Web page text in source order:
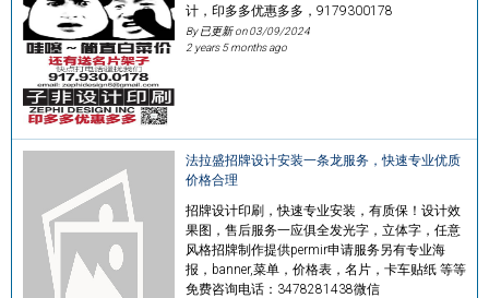
计，印多多优惠多多，9179300178
By 已更新 on03/09/2024
2 years 5 months ago
法拉盛招牌设计安装一条龙服务，快速专业优质
价格合理
招牌设计印刷，快速专业安装，有质保！设计效
果图，售后服务一应俱全发光字，立体字，任意
风格招牌制作提供permir申请服务另有专业海
报，banner,菜单，价格表，名片，卡车贴纸 等等
免费咨询电话：3478281438微信